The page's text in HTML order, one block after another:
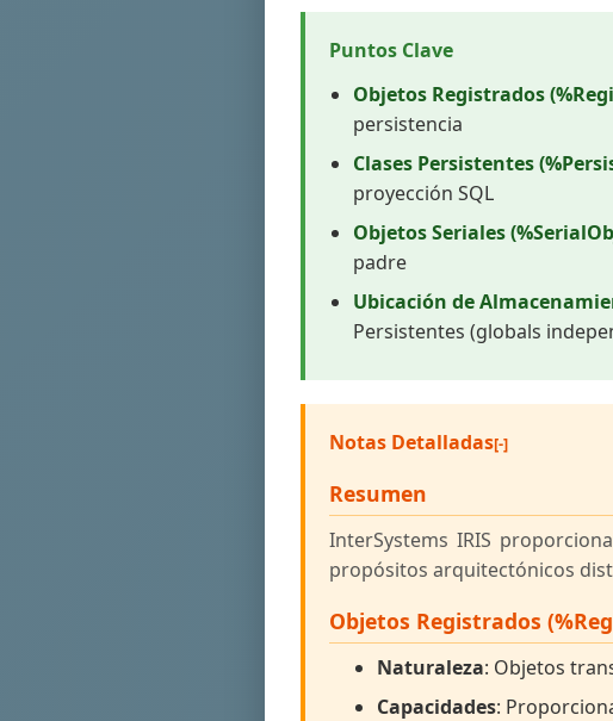
Puntos Clave
Objetos Registrados
persistencia
Clases Persistentes
proyección SQL
Objetos Seriales
padre
Ubicación de
Persistentes (globals
Notas Detalladas
Resumen
InterSystems IRIS
propósitos arquitectónicos
Objetos Registrados
Naturaleza: Objetos
Capacidades: